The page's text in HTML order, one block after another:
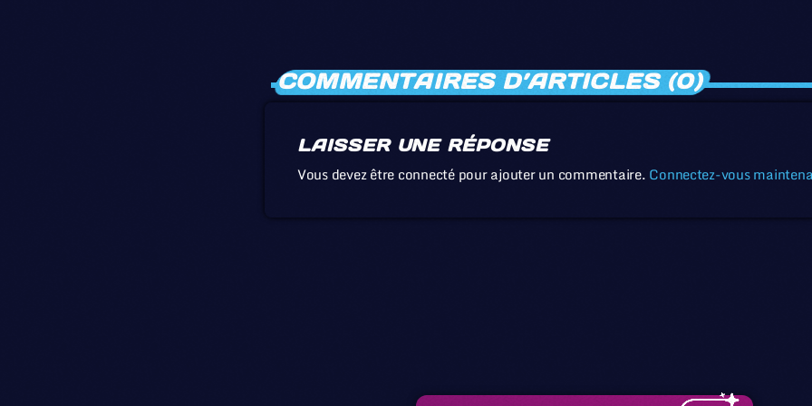
COMMENTAIRES D’ARTICLES (0)
LAISSER UNE RÉPONSE
Vous devez être connecté pour ajouter un commentaire. Connectez-vous